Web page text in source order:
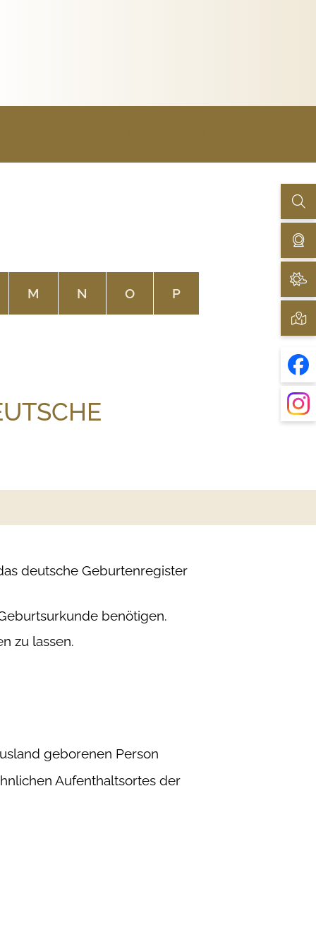
M N O P
deutsche Geburtenregister
benötigen.
zu lassen.
geborenen Person
Aufenthaltsortes der